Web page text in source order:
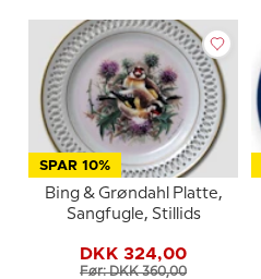
SPAR 10%
Bing & Grøndahl Platte,
Sangfugle, Stillids
DKK 324,00
Før: DKK 360,00